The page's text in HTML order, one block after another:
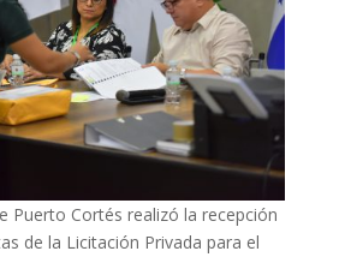
Puerto Cortés realizó la recepción
de la Licitación Privada para el